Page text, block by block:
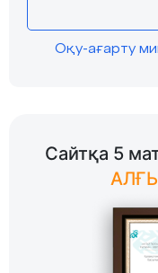
Оқу-ағарту
Сайтқа 5